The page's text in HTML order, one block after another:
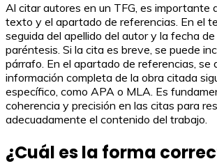
Al citar autores en un TFG, es importante
texto y el apartado de referencias. En el
seguida del apellido del autor y la fecha
paréntesis. Si la cita es breve, se puede
párrafo. En el apartado de referencias, se
información completa de la obra citada
específico, como APA o MLA. Es
coherencia y precisión en las citas para
adecuadamente el contenido del trabajo.
¿Cuál es la forma